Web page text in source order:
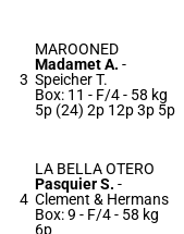
3
MAROONED
Madamet A. -
Speicher T.
Box: 11 - F/4 - 58 kg
5p (24) 2p 12p 3p 5p
4
LA BELLA OTERO
Pasquier S. -
Clement & Hermans
Box: 9 - F/4 - 58 kg
6p